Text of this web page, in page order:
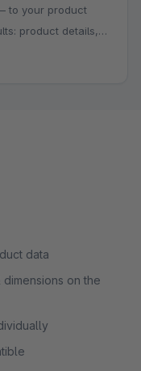
to your product
product details,
in the search
data
dimensions on the